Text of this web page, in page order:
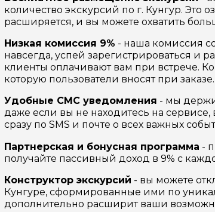
количество экскурсий по г. Кунгур. Это
расширяется, и вы можете охватить
Низкая комиссия 9% - наша комиссия
навсегда, успей зарегистрироваться и
клиенты оплачивают вам при встрече.
которую пользователи вносят при заказе.
Удобные СМС уведомления - мы
даже если вы не находитесь на
сразу по SMS и почте о всех важных
Партнерская и бонусная программа -
получайте пассивный доход в 9% с
Конструктор экскурсий - вы можете
Кунгуре, сформированные ими по
дополнительно расширит ваши
вопрос гиду